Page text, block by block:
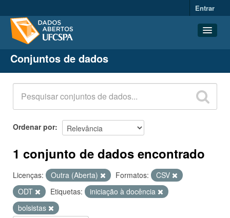
Entrar
Conjuntos de dados
Organizações
Grupos
Sobre
Conjuntos de dados
Ordenar por
1 conjunto de dados encontrado
Licenças: Outra (Aberta) Formatos:
CSV
ODT
Etiquetas:
iniciação à docência
bolsistas